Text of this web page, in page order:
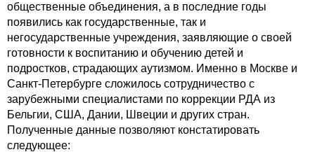
общественные объединения, а в последние годы
появились как государственные, так и
негосударственные учреждения, заявляющие о своей
готовности к воспитанию и обучению детей и
подростков, страдающих аутизмом. Именно в Москве и
Санкт-Петербурге сложилось сотрудничество с
зарубежными специалистами по коррекции РДА из
Бельгии, США, Дании, Швеции и других стран.
Полученные данные позволяют констатировать
следующее: